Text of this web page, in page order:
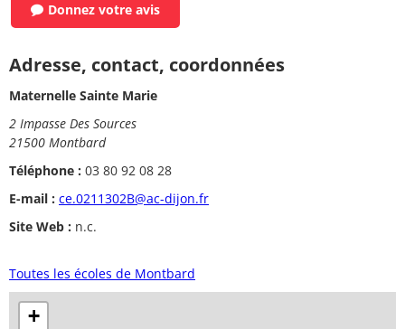
Donnez votre avis
Adresse, contact, coordonnées
Maternelle Sainte Marie
2 Impasse Des Sources
21500 Montbard
Téléphone : 03 80 92 08 28
E-mail : ce.0211302B@ac-dijon.fr
Site Web : n.c.
Toutes les écoles de Montbard
+